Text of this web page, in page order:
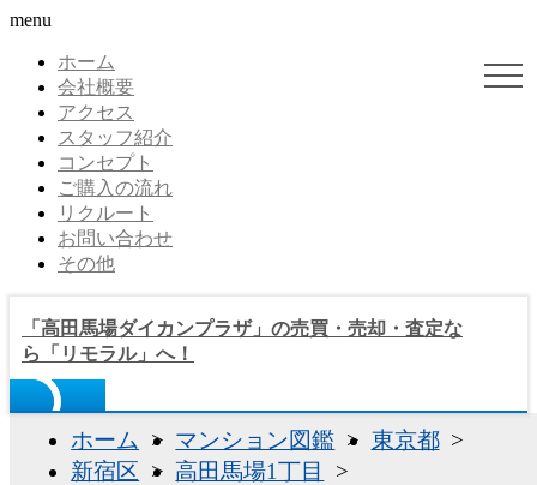
menu
ホーム
会社概要
アクセス
スタッフ紹介
コンセプト
ご購入の流れ
リクルート
お問い合わせ
その他
「高田馬場ダイカンプラザ」の売買・売却・査定な
ら「リモラル」へ！
ホーム マンション図鑑
東京都
新宿区
高田馬場1丁目